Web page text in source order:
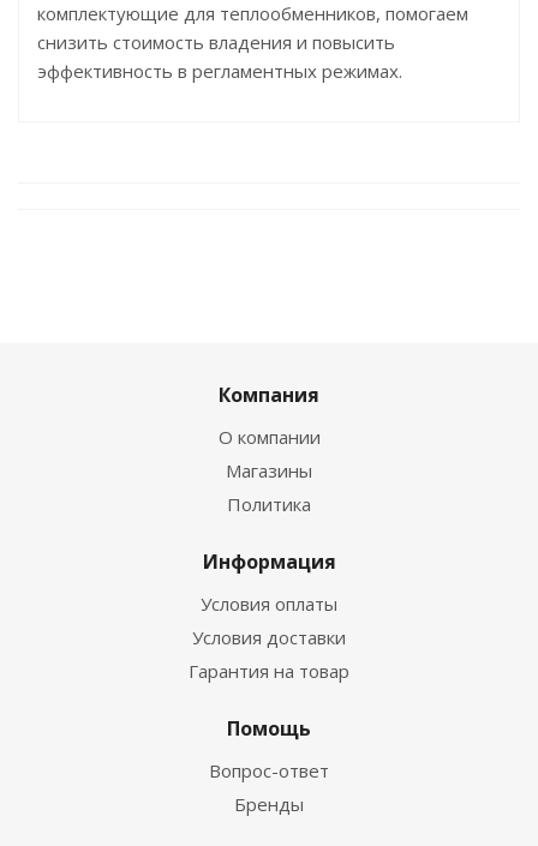
комплектующие для теплообменников, помогаем
снизить стоимость владения и повысить
эффективность в регламентных режимах.
Компания
О компании
Магазины
Политика
Информация
Условия оплаты
Условия доставки
Гарантия на товар
Помощь
Вопрос-ответ
Бренды